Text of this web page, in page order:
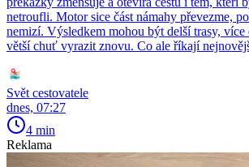
netroufli. Motor sice část námahy převezme,
nemizí. Výsledkem mohou být delší trasy, více
větší chuť vyrazit znovu. Co ale říkají
Svět cestovatele
dnes, 07:27
4 min
Reklama